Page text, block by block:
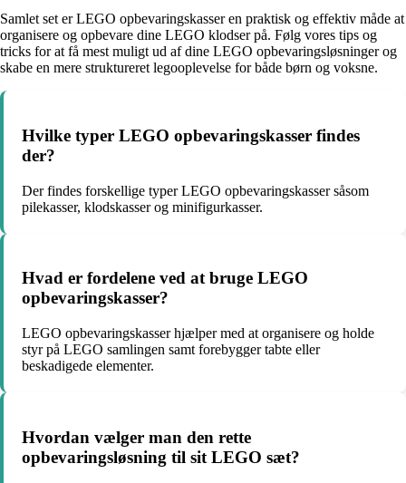
Samlet set er LEGO opbevaringskasser en praktisk og effektiv måde at
organisere og opbevare dine LEGO klodser på. Følg vores tips og
tricks for at få mest muligt ud af dine LEGO opbevaringsløsninger og
skabe en mere struktureret legooplevelse for både børn og voksne.
Hvilke typer LEGO opbevaringskasser findes
der?
Der findes forskellige typer LEGO opbevaringskasser såsom
pilekasser, klodskasser og minifigurkasser.
Hvad er fordelene ved at bruge LEGO
opbevaringskasser?
LEGO opbevaringskasser hjælper med at organisere og holde
styr på LEGO samlingen samt forebygger tabte eller
beskadigede elementer.
Hvordan vælger man den rette
opbevaringsløsning til sit LEGO sæt?